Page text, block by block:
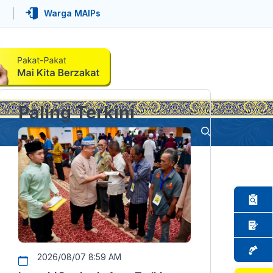
Warga MAIPs
Paling Terkini
2026/08/07 8:59 AM